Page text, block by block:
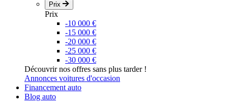
Prix
Prix
-10 000 €
-15 000 €
-20 000 €
-25 000 €
-30 000 €
Découvrir nos offres sans plus tarder !
Annonces voitures d'occasion
Financement auto
Blog auto